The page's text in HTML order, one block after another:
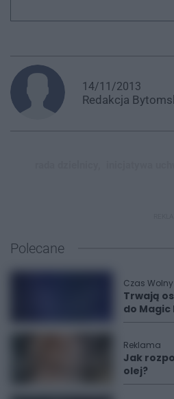
14/11/2013
Redakcja
Polecane
Czas Wolny
Trwają
do
Reklama
Jak
olej?